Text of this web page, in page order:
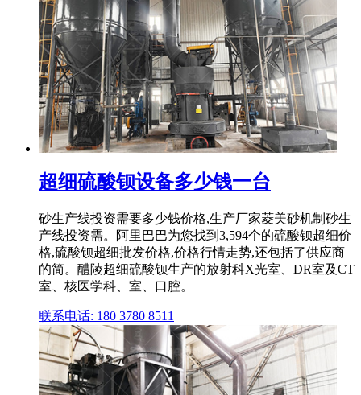
超细硫酸钡设备多少钱一台
砂生产线投资需要多少钱价格,生产厂家菱美砂机制砂生
产线投资需。阿里巴巴为您找到3,594个的硫酸钡超细价
格,硫酸钡超细批发价格,价格行情走势,还包括了供应商
的简。醴陵超细硫酸钡生产的放射科X光室、DR室及CT
室、核医学科、室、口腔。
联系电话: 180 3780 8511